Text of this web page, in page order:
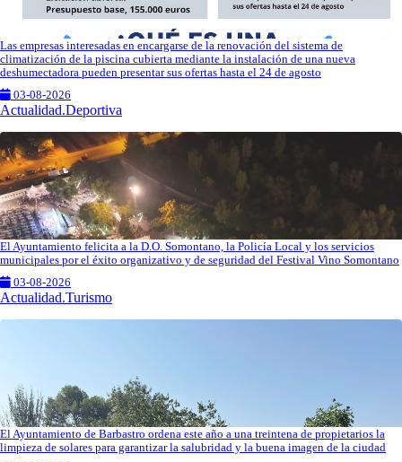
Las empresas interesadas en encargarse de la renovación del sistema de
climatización de la piscina cubierta mediante la instalación de una nueva
deshumectadora pueden presentar sus ofertas hasta el 24 de agosto
03-08-2026
Actualidad.Deportiva
El Ayuntamiento felicita a la D.O. Somontano, la Policía Local y los servicios
municipales por el éxito organizativo y de seguridad del Festival Vino Somontano
03-08-2026
Actualidad.Turismo
El Ayuntamiento de Barbastro ordena este año a una treintena de propietarios la
limpieza de solares para garantizar la salubridad y la buena imagen de la ciudad